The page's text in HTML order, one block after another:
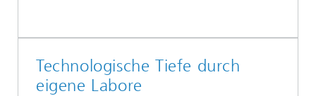
Technologische Tiefe durch
eigene Labore